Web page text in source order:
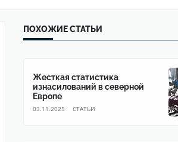
ПОХОЖИЕ СТАТЬИ
Жесткая статистика
изнасилований в северной
Европе
03.11.2025 CТАТЬИ